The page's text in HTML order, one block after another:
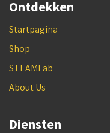
Ontdekken
Startpagina
Shop
STEAMLab
About Us
Diensten